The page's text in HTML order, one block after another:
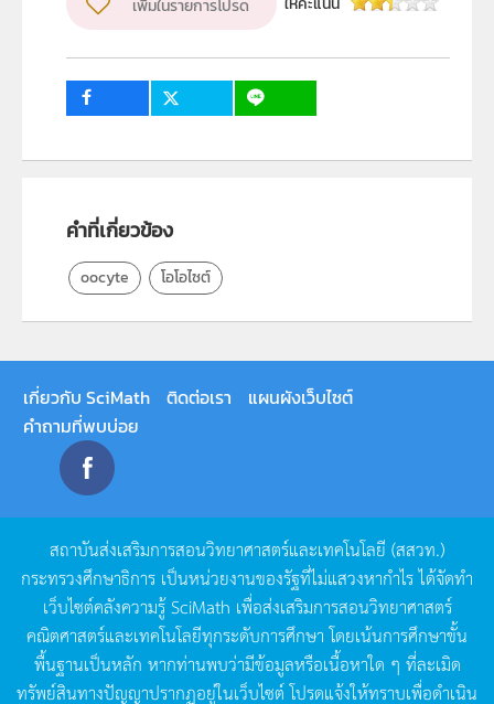
เพิ่มในรายการโปรด
คำที่เกี่ยวข้อง
oocyte โอโอไซต์
เกี่ยวกับ SciMath ติดต่อเรา
แผนผังเว็บไซต์
คำถามที่พบบ่อย
สถาบันส่งเสริมการสอนวิทยาศาสตร์และเทคโนโลยี (สสวท.)
กระทรวงศึกษาธิการ เป็นหน่วยงานของรัฐที่ไม่แสวงหากำไรได้จัดทำ
เว็บไซต์คลังความรู้SciMath เพื่อส่งเสริมการสอนวิทยาศาสตร์
คณิตศาสตร์และเทคโนโลยีทุกระดับการศึกษา โดยเน้นการศึกษาขั้น
พื้นฐานเป็นหลัก หากท่านพบว่ามีข้อมูลหรือเนื้อหาใด ๆ ที่ละเมิด
ทรัพย์สินทางปัญญาปรากฏอยู่ในเว็บไซต์โปรดแจ้งให้ทราบเพื่อดำเนิน